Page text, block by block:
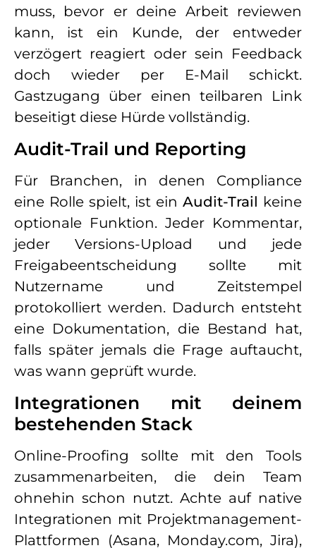
muss, bevor er deine Arbeit reviewen
kann, ist ein Kunde, der entweder
verzögert reagiert oder sein Feedback
doch wieder per E-Mail schickt.
Gastzugang über einen teilbaren Link
beseitigt diese Hürde vollständig.
Audit-Trail und Reporting
Für Branchen, in denen Compliance
eine Rolle spielt, ist ein Audit-Trail keine
optionale Funktion. Jeder Kommentar,
jeder Versions-Upload und jede
Freigabeentscheidung sollte mit
Nutzername und Zeitstempel
protokolliert werden. Dadurch entsteht
eine Dokumentation, die Bestand hat,
falls später jemals die Frage auftaucht,
was wann geprüft wurde.
Integrationen mit deinem
bestehenden Stack
Online-Proofing sollte mit den Tools
zusammenarbeiten, die dein Team
ohnehin schon nutzt. Achte auf native
Integrationen mit Projektmanagement-
Plattformen (Asana, Monday.com, Jira),